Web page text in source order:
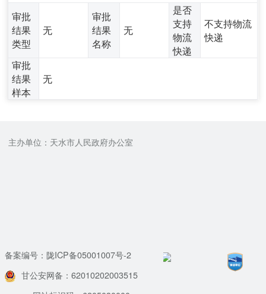
审批
结果
类型
无
审批
结果
名称
无
是否
支持
物流
快递
不支持物流
快递
审批
结果
样本
无
主办单位：天水市人民政府办公室
备案编号：陇ICP备05001007号-2
甘公安网备：62010202003515